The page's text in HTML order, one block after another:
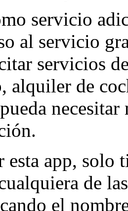
servicio
al servicio
servicios
alquiler de
necesitar
esta app, solo
de
el